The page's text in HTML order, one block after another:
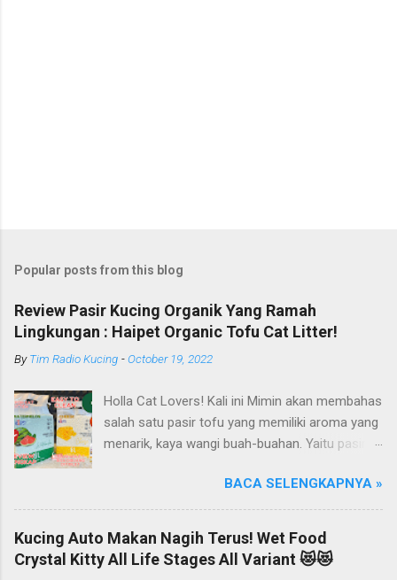
Popular posts from this blog
Review Pasir Kucing Organik Yang Ramah
Lingkungan : Haipet Organic Tofu Cat Litter!
ByTim Radio Kucing -October 19, 2022
Holla Cat Lovers! Kali ini Mimin akan membahas
salah satu pasir tofu yang memiliki aroma yang
menarik, kaya wangi buah-buahan. Yaitu pasir
Haipet merupakan salah satu merk produk
kucing yang diproduksi oleh PT. Arthacat Tirta
Surya, Indonesia. Perusahaan ini bergerak di
bidang produk perlengkapan kucing, seperti Cat
Tree Furniture, Cat Accessories, Cat Food, Cat
BACA SELENGKAPNYA »
Kucing Auto Makan Nagih Terus! Wet Food
Crystal Kitty All Life Stages All Variant 😻😻